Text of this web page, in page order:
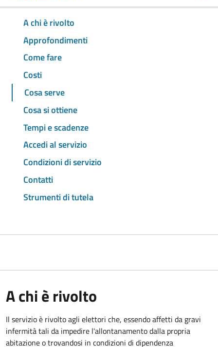
A chi è rivolto
Approfondimenti
Come fare
Costi
Cosa serve
Cosa si ottiene
Tempi e scadenze
Accedi al servizio
Condizioni di servizio
Contatti
Strumenti di tutela
A chi è rivolto
Il servizio è rivolto agli elettori che, essendo affetti da gravi
infermità tali da impedire l'allontanamento dalla propria
abitazione o trovandosi in condizioni di dipendenza